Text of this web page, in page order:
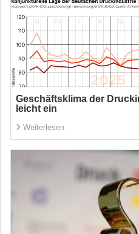
Geschäftsklima der
leicht ein
Weiterlesen